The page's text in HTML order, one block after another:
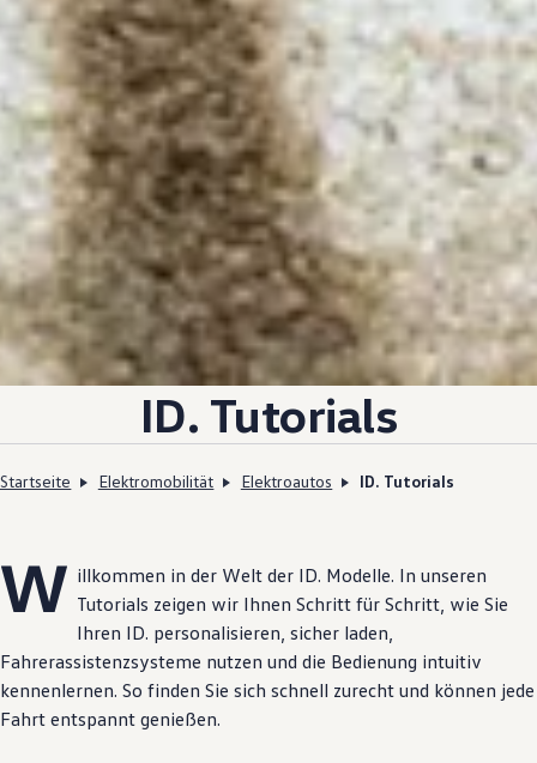
ID. Tutorials
Startseite Elektromobilität Elektroautos ID. Tutorials
W illkommen in der Welt der ID. Modelle. In unseren
Tutorials zeigen wir Ihnen Schritt für Schritt, wie Sie
Ihren ID. personalisieren, sicher laden,
Fahrerassistenzsysteme nutzen und die Bedienung intuitiv
kennenlernen. So finden Sie sich schnell zurecht und können jede
Fahrt entspannt genießen.